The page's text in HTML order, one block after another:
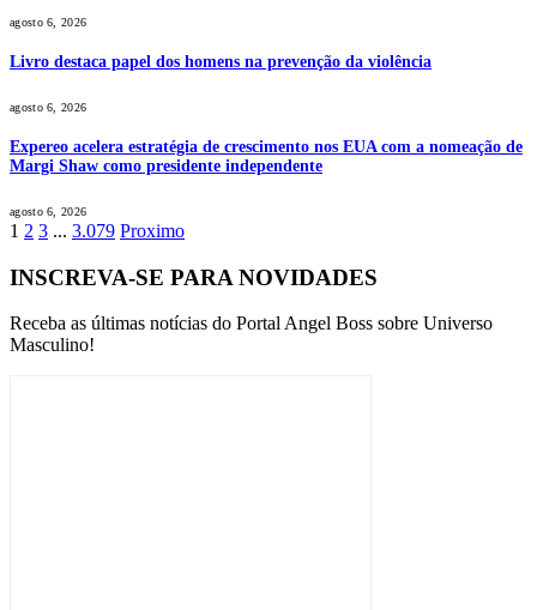
agosto 6, 2026
Livro destaca papel dos homens na prevenção da violência
agosto 6, 2026
Expereo acelera estratégia de crescimento nos EUA com a nomeação de
Margi Shaw como presidente independente
agosto 6, 2026
1 2 3 ... 3.079 Proximo
INSCREVA-SE PARA NOVIDADES
Receba as últimas notícias do Portal Angel Boss sobre Universo
Masculino!